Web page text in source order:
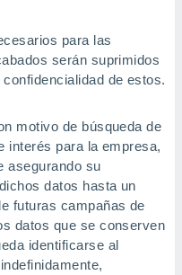
para las
serán suprimidos
de estos.
motivo de búsqueda de
interés para la empresa,
asegurando su
datos hasta un
futuras campañas de
datos que se conserven
identificarse al